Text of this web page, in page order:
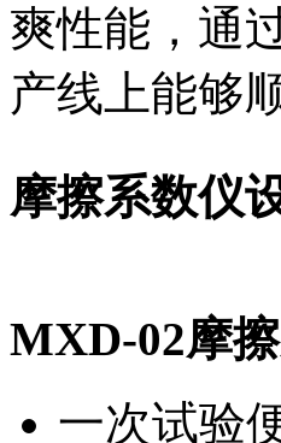
爽性能，通
产线上能够
摩擦系数仪
MXD-02摩
一次试验